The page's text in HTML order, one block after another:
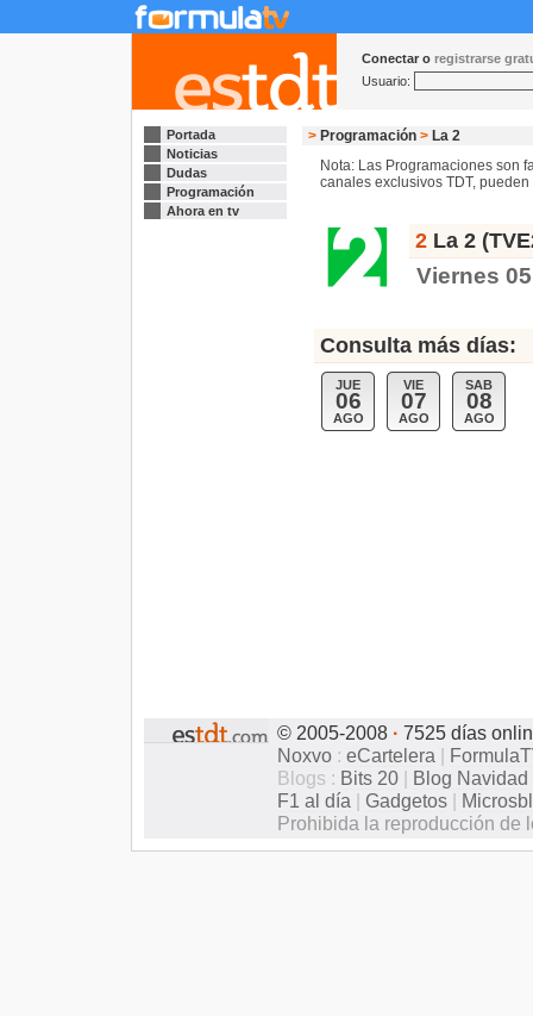
Conectar o registrarse
Usuario:
Portada
Noticias
Dudas
Programación
Ahora en tv
> Programación > La 2
Nota: Las Programaciones son
canales exclusivos TDT,
2 La 2
Viernes
Consulta más días:
JUE
06
AGO
VIE
07
AGO
SAB
08
AGO
© 2005-2008 · 7525 días
Noxvo : eCartelera |
Blogs : Bits 20 | Blog Navidad
F1 al día | Gadgetos |
Prohibida la reproducción de